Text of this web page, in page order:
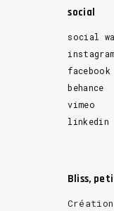
social
social
facebook
behance
vimeo
linkedin
Bliss,